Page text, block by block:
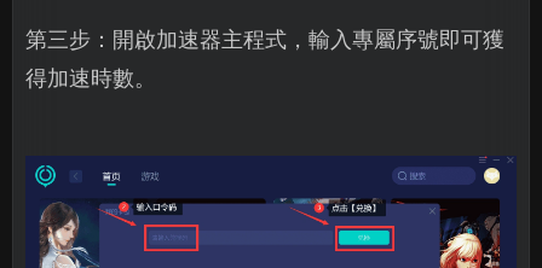
第三步：開啟加速器主程式，輸入專屬序號即可獲
得加速時數。